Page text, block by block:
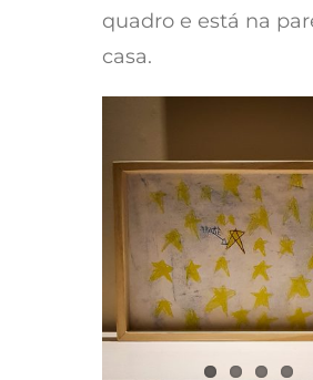
quadro e está na
casa.